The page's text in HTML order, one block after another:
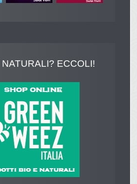
NATURALI? ECCOLI!